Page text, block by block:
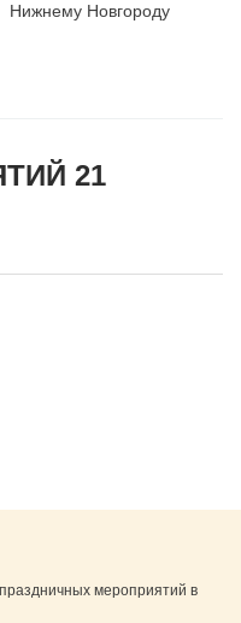
Нижнему Новгороду
21
мероприятий в